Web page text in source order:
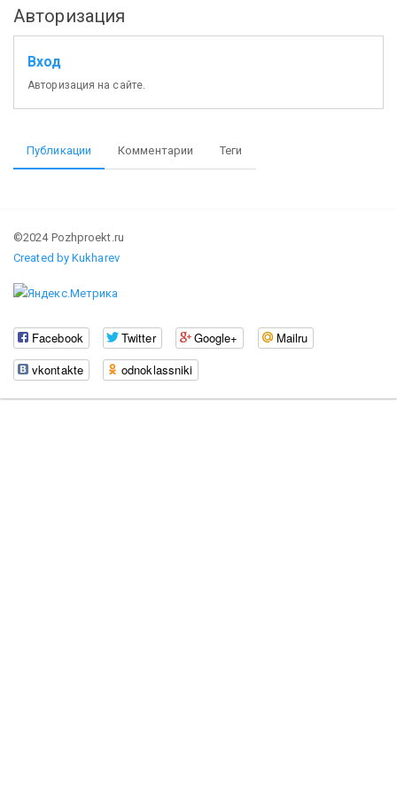
Авторизация
Вход
Авторизация на сайте.
Публикации Комментарии Теги
©2024 Pozhproekt.ru
Created by Kukharev
Facebook Twitter Google+
Mailru
vkontakte
odnoklassniki